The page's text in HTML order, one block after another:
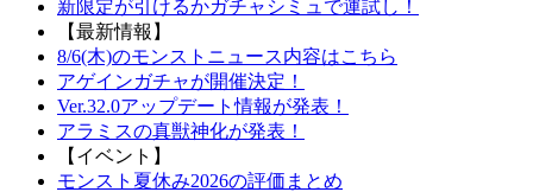
新限定が引けるかガチャシミュで運試し！
【最新情報】
8/6(木)のモンストニュース内容はこちら
アゲインガチャが開催決定！
Ver.32.0アップデート情報が発表！
アラミスの真獣神化が発表！
【イベント】
モンスト夏休み2026の評価まとめ